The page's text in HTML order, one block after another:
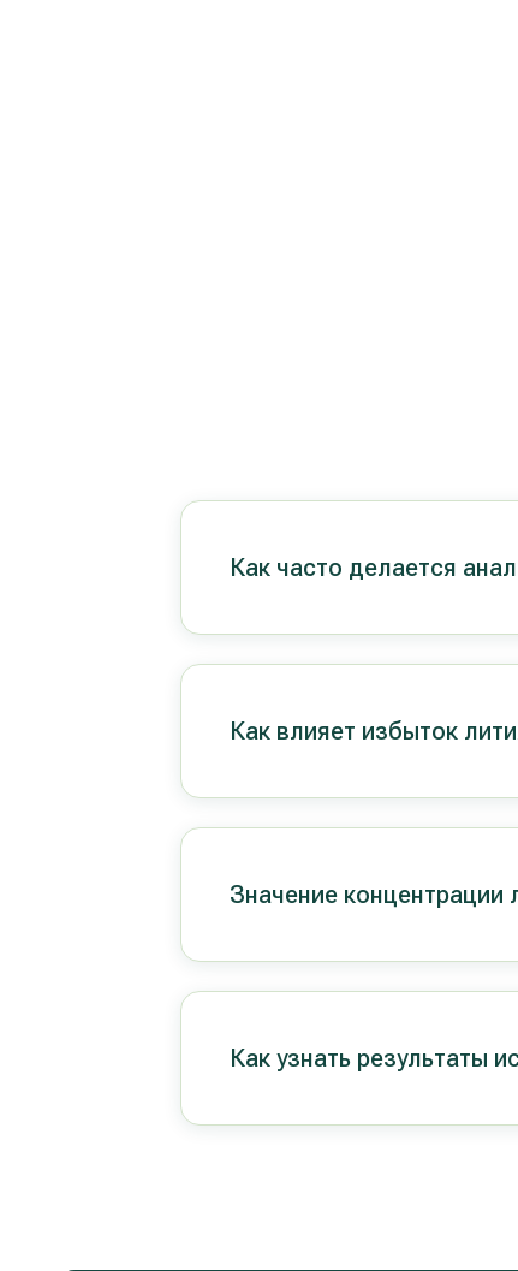
Как часто делается
Как влияет избыток
Значение концентрации
Как узнать результаты